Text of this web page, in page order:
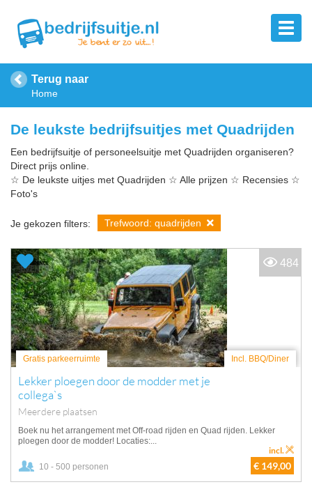
Terug naar
Home
De leukste bedrijfsuitjes met Quadrijden
Een bedrijfsuitje of personeelsuitje met Quadrijden organiseren?
Direct prijs online.
☆ De leukste uitjes met Quadrijden ☆ Alle prijzen ☆ Recensies ☆
Foto's
Je gekozen filters: Trefwoord: quadrijden
Gratis parkeerruimte Incl. BBQ/Diner
Lekker ploegen door de modder met je
collega`s
Meerdere plaatsen
Boek nu het arrangement met Off-road rijden en Quad rijden. Lekker
ploegen door de modder! Locaties:...
10 - 500 personen € 149,00
incl.
484